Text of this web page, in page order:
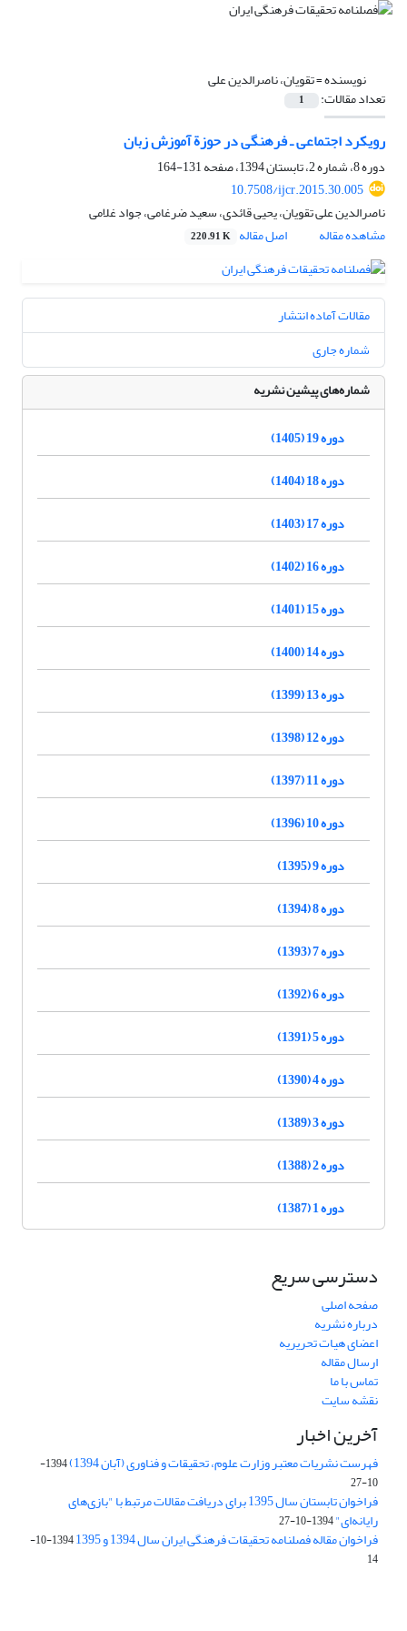
نویسنده =تقویان، ناصرالدین علی
تعداد مقالات: 1
رویکرد اجتماعی ‌ـ ‌فرهنگی در حوزة آموزش زبان
دوره 8، شماره 2، تابستان 1394، صفحه
131-164
10.7508/ijcr.2015.30.005
ناصرالدین علی تقویان، یحیی قائدی، سعید ضرغامی، جواد غلامی
مشاهده مقاله
اصل مقاله 220.91 K
مقالات آماده انتشار
شماره جاری
شماره‌های پیشین نشریه
دوره 19 (1405)
دوره 18 (1404)
دوره 17 (1403)
دوره 16 (1402)
دوره 15 (1401)
دوره 14 (1400)
دوره 13 (1399)
دوره 12 (1398)
دوره 11 (1397)
دوره 10 (1396)
دوره 9 (1395)
دوره 8 (1394)
دوره 7 (1393)
دوره 6 (1392)
دوره 5 (1391)
دوره 4 (1390)
دوره 3 (1389)
دوره 2 (1388)
دوره 1 (1387)
دسترسی سریع
صفحه اصلی
درباره نشریه
اعضای هیات تحریریه
ارسال مقاله
تماس با ما
نقشه سایت
آخرین اخبار
فهرست نشریات معتبر وزارت علوم، تحقیقات و فناوری (آبان 1394)
1394-
10-27
فراخوان تابستان سال 1395 برای دریافت مقالات مرتبط با "بازی‌های
رایانه‌ای"1394-10-27
فراخوان مقاله فصلنامه تحقیقات فرهنگی ایران سال 1394 و 1395
1394-10-
14